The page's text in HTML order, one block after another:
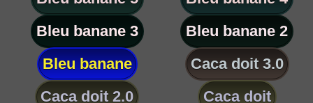
Bleu banane 3
Bleu banane 2
Bleu banane
Caca doit 3.0
Caca doit 2.0
Caca doit